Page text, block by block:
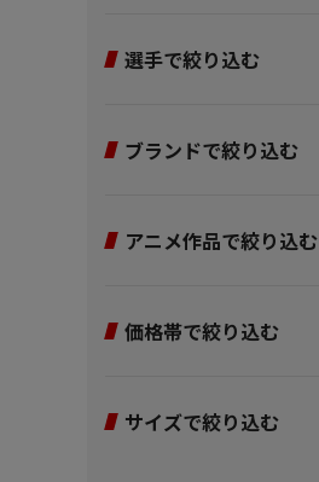
選手で絞り込む
ブランドで絞り込む
アニメ作品で絞り込む
価格帯で絞り込む
サイズで絞り込む